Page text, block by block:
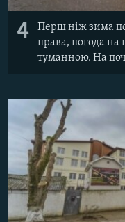
4
Перш ніж зима
права, погода на
туманною. На